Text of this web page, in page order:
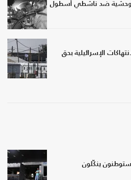
وحشية ضد ناشطي أسطول
الإسرائيلية بحق
ينكّلون